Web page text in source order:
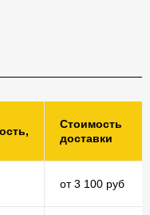
Стоимость
доставки
от 3 100 руб